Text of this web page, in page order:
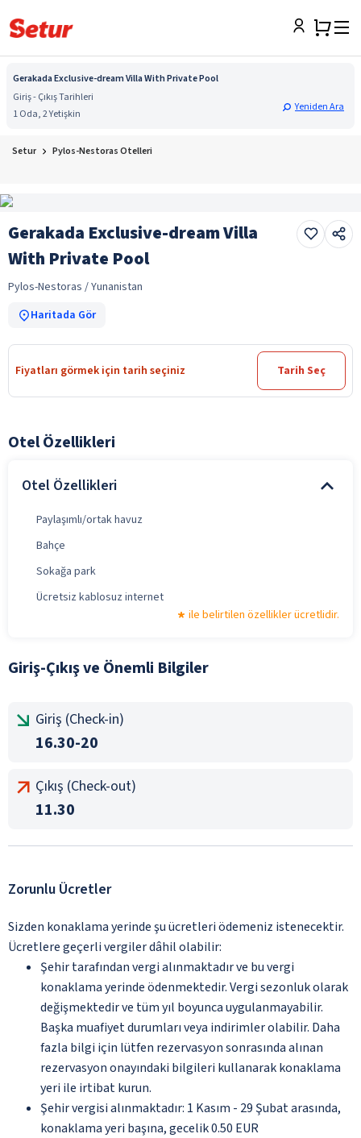
Gerakada Exclusive-dream Villa With Private Pool
Giriş - Çıkış Tarihleri
1 Oda, 2 Yetişkin
Yeniden Ara
Setur Pylos-Nestoras Otelleri
Gerakada Exclusive-dream Villa
With Private Pool
Pylos-Nestoras / Yunanistan
Haritada Gör
Fiyatları görmek için tarih seçiniz Tarih Seç
Otel Özellikleri
Otel Özellikleri
Paylaşımlı/ortak havuz
Bahçe
Sokağa park
Ücretsiz kablosuz internet
ile belirtilen özellikler ücretlidir.
Giriş-Çıkış ve Önemli Bilgiler
Giriş (Check-in)
16.30-20
Çıkış (Check-out)
11.30
Zorunlu Ücretler
Sizden konaklama yerinde şu ücretleri ödemeniz istenecektir.
Ücretlere geçerli vergiler dâhil olabilir:
Şehir tarafından vergi alınmaktadır ve bu vergi
konaklama yerinde ödenmektedir. Vergi sezonluk olarak
değişmektedir ve tüm yıl boyunca uygulanmayabilir.
Başka muafiyet durumları veya indirimler olabilir. Daha
fazla bilgi için lütfen rezervasyon sonrasında alınan
rezervasyon onayındaki bilgileri kullanarak konaklama
yeri ile irtibat kurun.
Şehir vergisi alınmaktadır: 1 Kasım - 29 Şubat arasında,
konaklama yeri başına, gecelik 0.50 EUR